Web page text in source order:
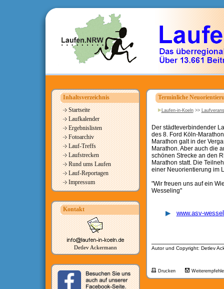
Inhaltsverzeichnis
Startseite
Laufkalender
Ergebnislisten
Fotoarchiv
Lauf-Treffs
Laufstrecken
Rund ums Laufen
Lauf-Reportagen
Impressum
Kontakt
Detlev Ackermann
Terminliche
Laufen-in-Koeln>>
Der städteverbindender
des 8. Ford Köln-
Marathon galt in der
Marathon. Aber auch die
schönen Strecke an den
Marathon statt. Die
einer Neuorientierung im
"Wir freuen uns auf ein
Wesseling"
www.asv-
Autor und Copyright: Detlev
Drucken